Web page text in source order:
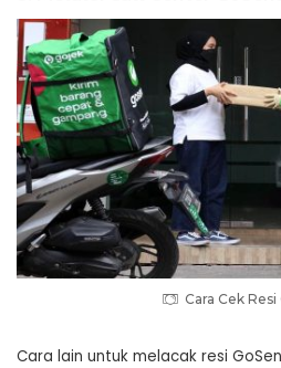
Cara Cek Resi
Cara lain untuk melacak resi